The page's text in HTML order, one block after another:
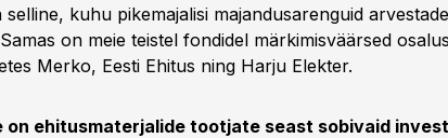
kuhu pikemajalisi majandusarenguid
on meie teistel fondidel märkimisväärsed
Merko, Eesti Ehitus ning Harju Elekter.
on ehitusmaterjalide tootjate seast sobivaid